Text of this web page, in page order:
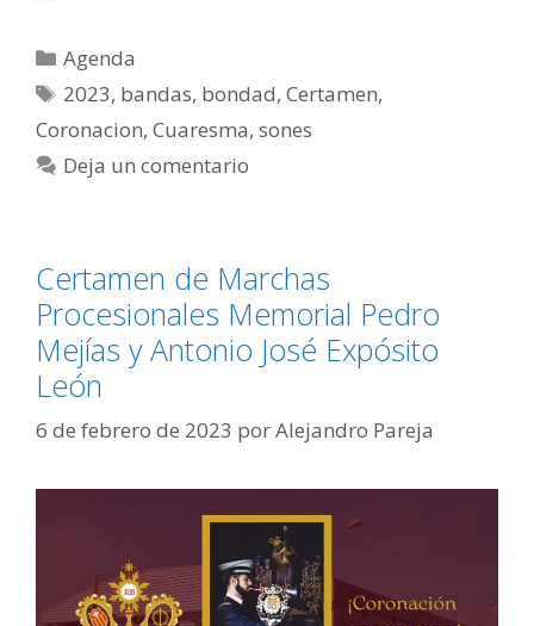
Agenda
2023, bandas, bondad,Certamen,
Coronacion, Cuaresma, sones
Deja un comentario
Certamen de Marchas
Procesionales Memorial Pedro
Mejías y Antonio José Expósito
León
6 de febrero de 2023 porAlejandro Pareja